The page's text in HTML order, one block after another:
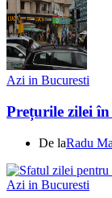
Azi in Bucuresti
Prețurile zilei
De laRadu
Azi in Bucuresti